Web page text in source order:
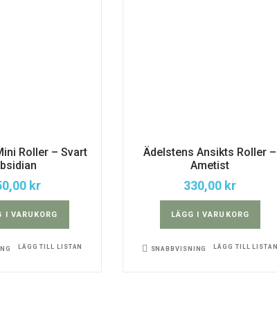
Roller – Svart
kr
I VARUKORG
LÄGG TILL LISTAN
Ädelstens Ansikts Roller –
Ametist
330,00 kr
LÄGG I VARUKORG
SNABBVISNING LÄGG TILL LISTAN